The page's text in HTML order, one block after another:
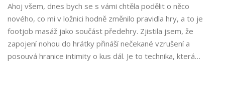
Ahoj všem, dnes bych se s vámi chtěla podělit o něco
nového, co mi v ložnici hodně změnilo pravidla hry, a to je
footjob masáž jako součást předehry. Zjistila jsem, že
zapojení nohou do hrátky přináší nečekané vzrušení a
posouvá hranice intimity o kus dál. Je to technika, která